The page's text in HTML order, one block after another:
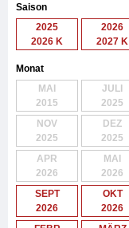
Saison
2025
2026 K
2026
2027 K
Monat
MAI
2015
JULI
2025
NOV
2025
DEZ
2025
APR
2026
MAI
2026
SEPT
2026
OKT
2026